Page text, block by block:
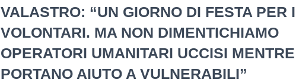
VALASTRO: “UN GIORNO DI FESTA PER I
VOLONTARI. MA NON DIMENTICHIAMO
OPERATORI UMANITARI UCCISI MENTRE
PORTANO AIUTO A VULNERABILI”